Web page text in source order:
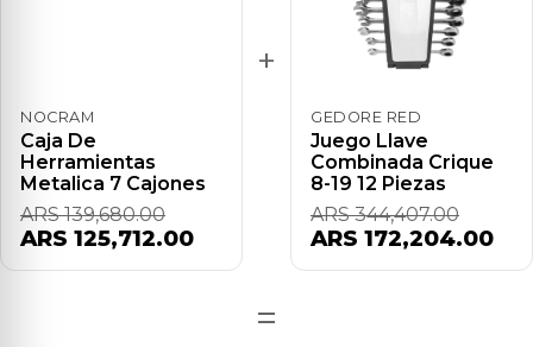
NOCRAM
Caja De
Herramientas
Metalica 7 Cajones
ARS 139,680.00
ARS 125,712.00
+
GEDORE RED
Juego Llave
Combinada Crique
8-19 12 Piezas
ARS 344,407.00
ARS 172,204.00
=